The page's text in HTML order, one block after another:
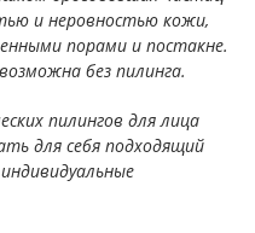
и неровностью кожи,
порами и постакне.
без пилинга.
пилингов для лица
для себя подходящий